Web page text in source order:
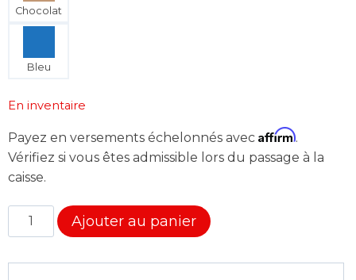
Chocolat
Bleu
En inventaire
Payez en versements échelonnés avec Affirm.
Vérifiez si vous êtes admissible lors du passage à la
caisse.
quantité
de
Ajouter au panier